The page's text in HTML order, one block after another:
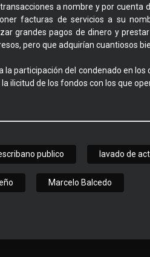
a nombre y por cuenta
facturas de servicios a su
grandes pagos de dinero y
pero que adquirían cuantiosos
participación del condenado en los
ilicitud de los fondos con los que
publico lavado de
Marcelo Balcedo